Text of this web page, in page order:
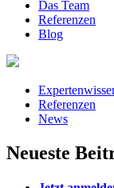
Das Team
Referenzen
Blog
Referenzen
News
Neueste